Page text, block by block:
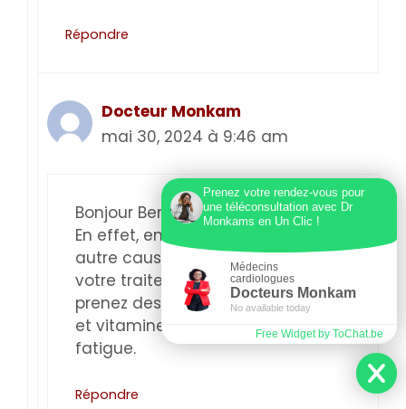
Répondre
Docteur Monkam
mai 30, 2024 à 9:46 am
Bonjour Benb
En effet, en cas de vertiges sans
autre cause apparente, poursuivez
votre traitement habituel et
prenez des aliments riches en fer
et vitamines pour lutter contre la
fatigue.
Répondre
Prenez votre rendez-vous pour
une téléconsultation avec Dr
Monkams en Un Clic !
Médecins
cardiologues
Docteurs Monkam
No available today
Free Widget by ToChat.be